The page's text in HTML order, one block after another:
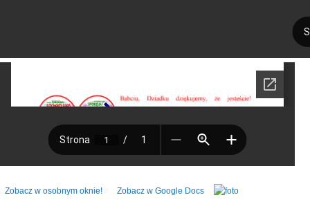
Zobacz w osobnym oknie! Zobacz w Google Docs